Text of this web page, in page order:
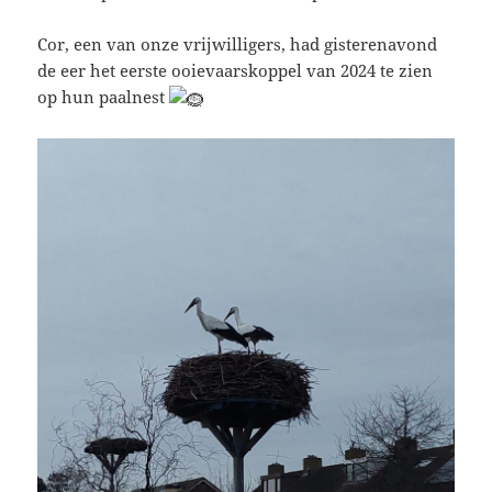
Cor, een van onze vrijwilligers, had gisterenavond
de eer het eerste ooievaarskoppel van 2024 te zien
op hun paalnest